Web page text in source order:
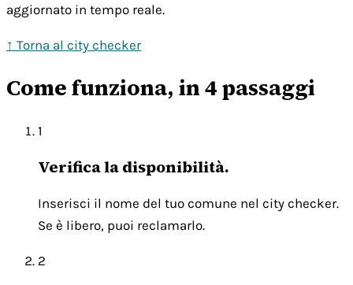
aggiornato in tempo reale.
↑ Torna al city checker
Come funziona, in 4 passaggi
1
Verifica la disponibilità.
Inserisci il nome del tuo comune nel city checker.
Se è libero, puoi reclamarlo.
2